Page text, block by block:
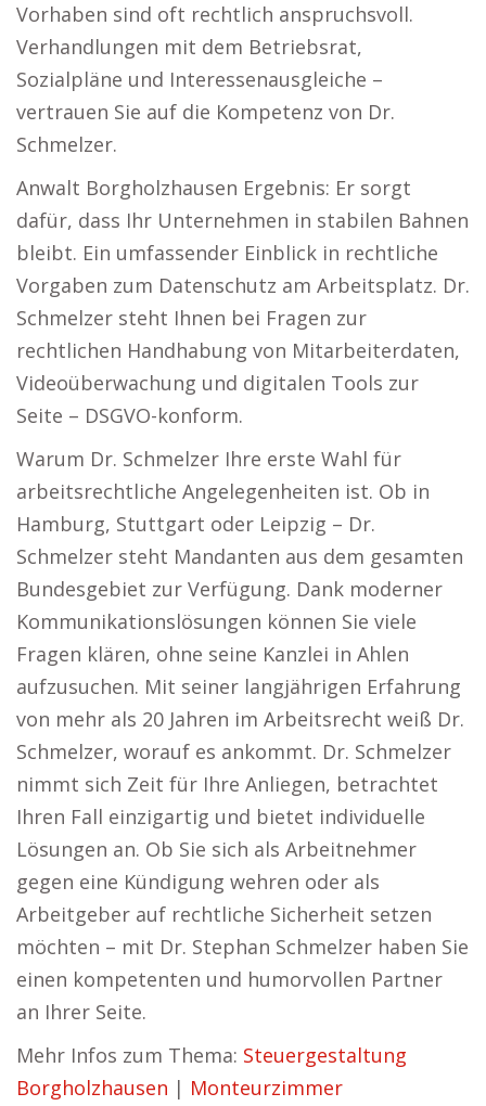
Vorhaben sind oft rechtlich anspruchsvoll.
Verhandlungen mit dem Betriebsrat,
Sozialpläne und Interessenausgleiche –
vertrauen Sie auf die Kompetenz von Dr.
Schmelzer.
Anwalt Borgholzhausen Ergebnis: Er sorgt
dafür, dass Ihr Unternehmen in stabilen Bahnen
bleibt. Ein umfassender Einblick in rechtliche
Vorgaben zum Datenschutz am Arbeitsplatz. Dr.
Schmelzer steht Ihnen bei Fragen zur
rechtlichen Handhabung von Mitarbeiterdaten,
Videoüberwachung und digitalen Tools zur
Seite – DSGVO-konform.
Warum Dr. Schmelzer Ihre erste Wahl für
arbeitsrechtliche Angelegenheiten ist. Ob in
Hamburg, Stuttgart oder Leipzig – Dr.
Schmelzer steht Mandanten aus dem gesamten
Bundesgebiet zur Verfügung. Dank moderner
Kommunikationslösungen können Sie viele
Fragen klären, ohne seine Kanzlei in Ahlen
aufzusuchen. Mit seiner langjährigen Erfahrung
von mehr als 20 Jahren im Arbeitsrecht weiß Dr.
Schmelzer, worauf es ankommt. Dr. Schmelzer
nimmt sich Zeit für Ihre Anliegen, betrachtet
Ihren Fall einzigartig und bietet individuelle
Lösungen an. Ob Sie sich als Arbeitnehmer
gegen eine Kündigung wehren oder als
Arbeitgeber auf rechtliche Sicherheit setzen
möchten – mit Dr. Stephan Schmelzer haben Sie
einen kompetenten und humorvollen Partner
an Ihrer Seite.
Mehr Infos zum Thema: Steuergestaltung
Borgholzhausen | Monteurzimmer